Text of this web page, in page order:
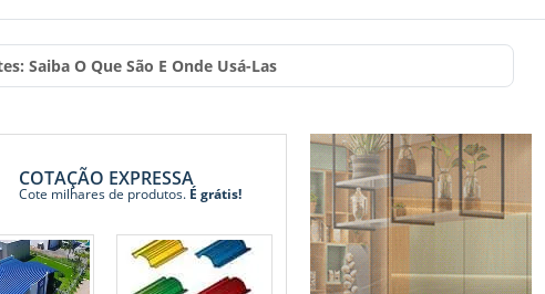
Saiba O Que São E Onde Usá-Las
COTAÇÃO EXPRESSA
Cote milhares de produtos.É grátis!